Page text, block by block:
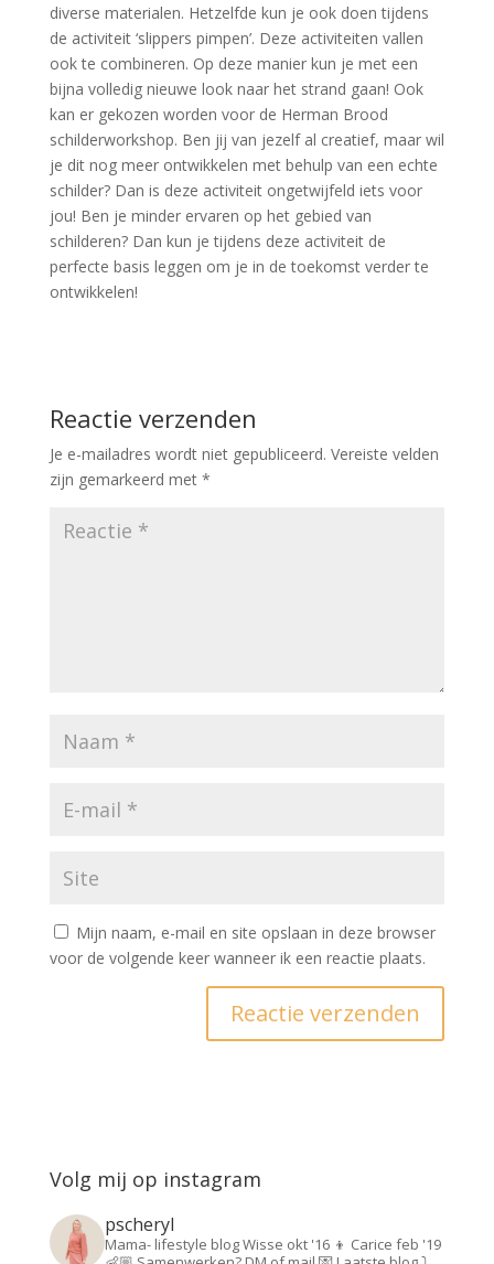
diverse materialen. Hetzelfde kun je ook doen tijdens
de activiteit ‘slippers pimpen’. Deze activiteiten vallen
ook te combineren. Op deze manier kun je met een
bijna volledig nieuwe look naar het strand gaan! Ook
kan er gekozen worden voor de Herman Brood
schilderworkshop. Ben jij van jezelf al creatief, maar wil
je dit nog meer ontwikkelen met behulp van een echte
schilder? Dan is deze activiteit ongetwijfeld iets voor
jou! Ben je minder ervaren op het gebied van
schilderen? Dan kun je tijdens deze activiteit de
perfecte basis leggen om je in de toekomst verder te
ontwikkelen!
Reactie verzenden
Je e-mailadres wordt niet gepubliceerd. Vereiste velden
zijn gemarkeerd met *
Mijn naam, e-mail en site opslaan in deze browser
voor de volgende keer wanneer ik een reactie plaats.
Volg mij op instagram
pscheryl
Mama- lifestyle blogWisse okt '16 👦 Carice feb '19